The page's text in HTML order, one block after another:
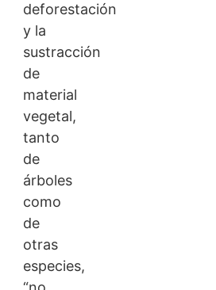
deforestación
y la
sustracción
de
material
vegetal,
tanto
de
árboles
como
de
otras
especies,